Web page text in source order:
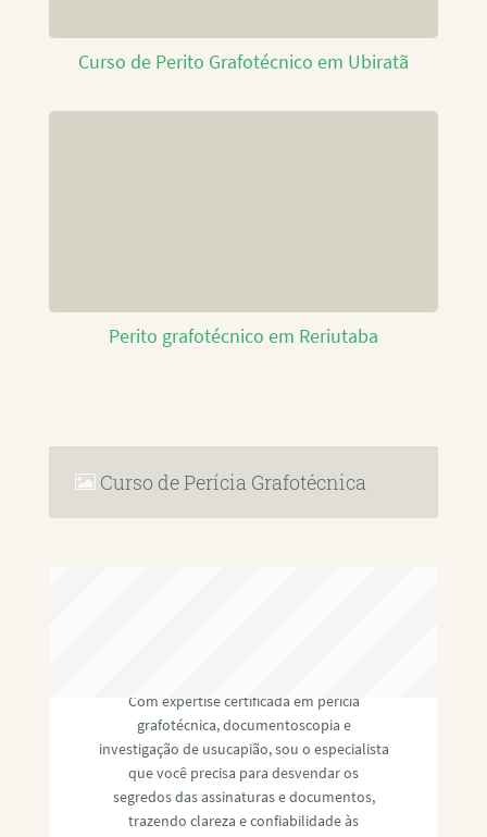
Curso de Perito Grafotécnico em Ubiratã
Perito grafotécnico em Reriutaba
Curso de Perícia Grafotécnica
Com expertise certificada em perícia
grafotécnica, documentoscopia e
investigação de usucapião, sou o especialista
que você precisa para desvendar os
segredos das assinaturas e documentos,
trazendo clareza e confiabilidade às